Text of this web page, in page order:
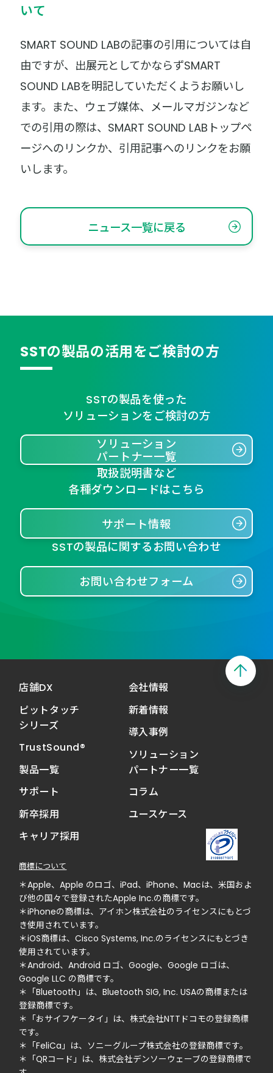
いて
SMART SOUND LABの記事の引用については自
由ですが、出展元としてかならずSMART
SOUND LABを明記していただくようお願いし
ます。また、ウェブ媒体、メールマガジンなど
での引用の際は、SMART SOUND LABトップペ
ージへのリンクか、引用記事へのリンクをお願
いします。
ニュース一覧に戻る
SSTの製品の活用をご検討の方
SSTの製品を使った
ソリューションをご検討の方
ソリューション
パートナー一覧
取扱説明書など
各種ダウンロードはこちら
サポート情報
SSTの製品に関するお問い合わせ
お問い合わせフォーム
店舗DX
ピットタッチ
シリーズ
TrustSound®
製品一覧
サポート
新卒採用
キャリア採用
会社情報
新着情報
導入事例
ソリューション
パートナー一覧
コラム
ユースケース
商標について
＊Apple、Apple のロゴ、iPad、iPhone、Macは、米国およ
び他の国々で登録されたApple Inc.の商標です。
＊iPhoneの商標は、アイホン株式会社のライセンスにもとづ
き使用されています。
＊iOS商標は、Cisco Systems, Inc.のライセンスにもとづき
使用されています。
＊Android、Android ロゴ、Google、Google ロゴは、
Google LLC の商標です。
＊「Bluetooth」は、Bluetooth SIG, Inc. USAの商標または
登録商標です。
＊「おサイフケータイ」は、株式会社NTTドコモの登録商標
です。
＊「FeliCa」は、ソニーグループ株式会社の登録商標です。
＊「QRコード」は、株式会社デンソーウェーブの登録商標で